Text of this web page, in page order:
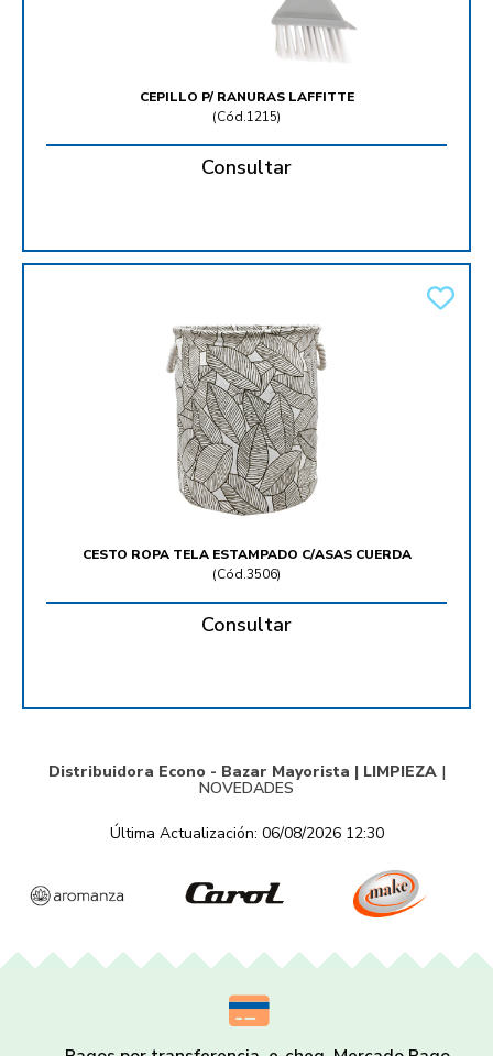
CEPILLO P/ RANURAS LAFFITTE
(Cód.1215)
Consultar
CESTO ROPA TELA ESTAMPADO C/ASAS CUERDA
(Cód.3506)
Consultar
Distribuidora Econo - Bazar Mayorista | LIMPIEZA|
NOVEDADES
Última Actualización: 06/08/2026 12:30